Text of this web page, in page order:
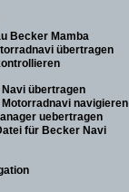
Becker Mamba
übertragen
übertragen
navigieren
uebertragen
für Becker Navi